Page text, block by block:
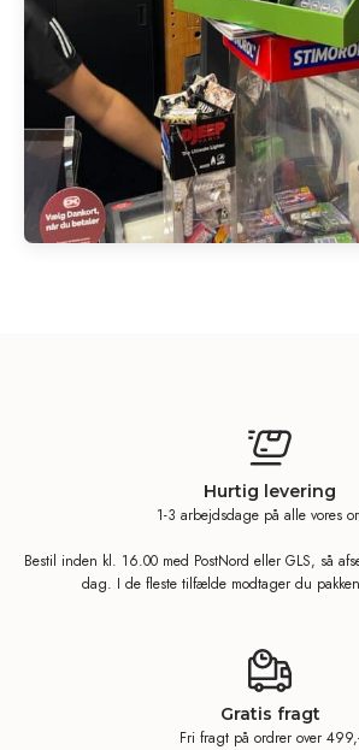
Hurtig levering
1-3 arbejdsdage på alle vores
Bestil inden kl. 16.00 med PostNord eller GLS, så
dag. I de fleste tilfælde modtager du
Gratis fragt
Fri fragt på ordrer over